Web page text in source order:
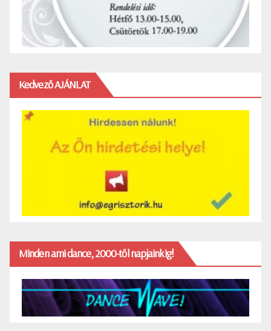
Kedvező AJÁNLAT
Minden ami dance, 2000-től napjainkig!